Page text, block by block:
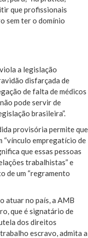
que profissionais
sem ter o domínio
a legislação
disfarçada de
de falta de médicos
pode servir de
brasileira”.
provisória permite que
“vínculo empregatício de
que essas pessoas
trabalhistas” e
de um “regramento
atuar no país, a AMB
que é signatário de
dos direitos
escravo, admita a